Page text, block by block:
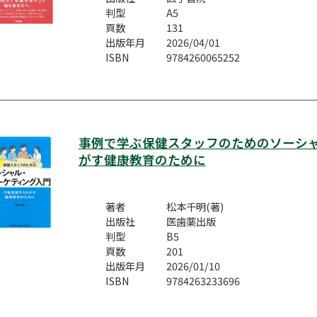
判型
A5
頁数
131
出版年月
2026/04/01
ISBN
9784260065252
事例で学ぶ保健スタッフのためのソーシ
がす健康教育のために
著者
松本千明(著)
出版社
医歯薬出版
判型
B5
頁数
201
出版年月
2026/01/10
ISBN
9784263233696